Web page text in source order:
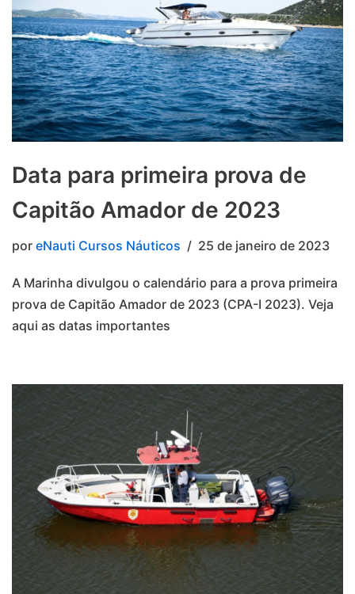
Data para primeira prova de
Capitão Amador de 2023
por eNauti Cursos Náuticos 25 de janeiro de 2023
A Marinha divulgou o calendário para a prova primeira
prova de Capitão Amador de 2023 (CPA-I 2023). Veja
aqui as datas importantes